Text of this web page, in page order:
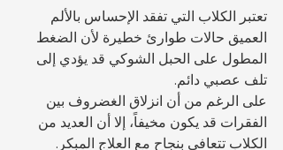
تعتبر الكلاب التي تفقد الإحساس بالألم
العميق حالات طوارئ خطيرة لأن الضغط
المطول على الحبل الشوكي قد يؤدي إلى
تلف عصبي دائم.
على الرغم من أن انزلاق الغضروف بين
الفقرات قد يكون مخيفاً، إلا أن العديد من
الكلاب تتعافى بنجاح مع العلاج المبكر.